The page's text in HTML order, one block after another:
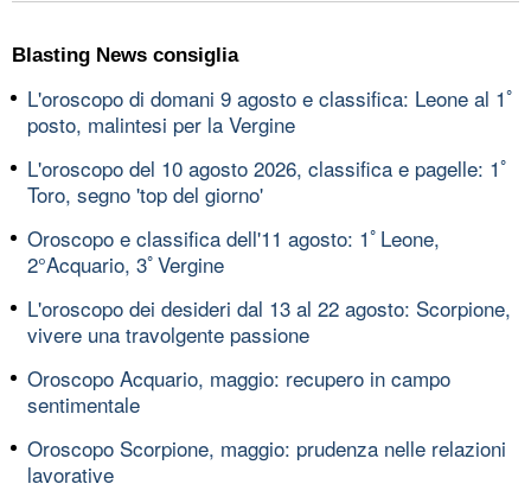
Blasting News consiglia
L'oroscopo di domani 9 agosto e classifica: Leone al 1ﾟ
posto, malintesi per la Vergine
L'oroscopo del 10 agosto 2026, classifica e pagelle: 1ﾟ
Toro, segno 'top del giorno'
Oroscopo e classifica dell'11 agosto: 1ﾟLeone,
2°Acquario, 3ﾟVergine
L'oroscopo dei desideri dal 13 al 22 agosto: Scorpione,
vivere una travolgente passione
Oroscopo Acquario, maggio: recupero in campo
sentimentale
Oroscopo Scorpione, maggio: prudenza nelle relazioni
lavorative